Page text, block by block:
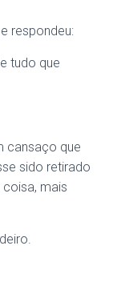
respondeu:
tudo que
cansaço que
sido retirado
mais